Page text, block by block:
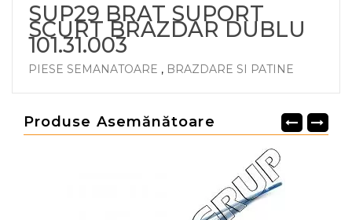
SUP29 BRAT SUPORT
SCURT BRAZDAR DUBLU
101.31.003
PIESE SEMANATOARE , BRAZDARE SI PATINE
Produse Asemănătoare